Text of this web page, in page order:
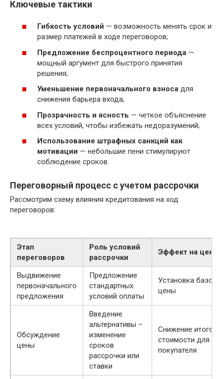
Ключевые тактики
Гибкость условий — возможность менять срок и
размер платежей в ходе переговоров;
Предложение беспроцентного периода —
мощный аргумент для быстрого принятия
решения;
Уменьшение первоначального взноса для
снижения барьера входа;
Прозрачность и ясность — четкое объяснение
всех условий, чтобы избежать недоразумений;
Использование штрафных санкций как
мотивации — небольшие пени стимулируют
соблюдение сроков.
Переговорный процесс с учетом рассрочки
Рассмотрим схему влияния кредитования на ход
переговоров:
Этап
переговоров
Роль условий
рассрочки
Эффект на цену
Выдвижение
первоначального
предложения
Предложение
стандартных
условий оплаты
Установка
цены
Обсуждение
цены
Введение
альтернативы –
изменение
сроков
рассрочки или
ставки
Снижение
стоимости для
покупателя